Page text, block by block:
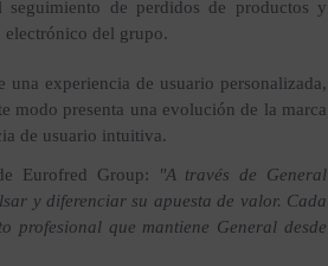
de perdidos de productos y
electrónico del grupo.
experiencia de usuario personalizada,
modo presenta una evolución de la marca
de usuario intuitiva.
Eurofred Group:
"A través de General
y diferenciar su apuesta de valor. Cada
que mantiene General desde